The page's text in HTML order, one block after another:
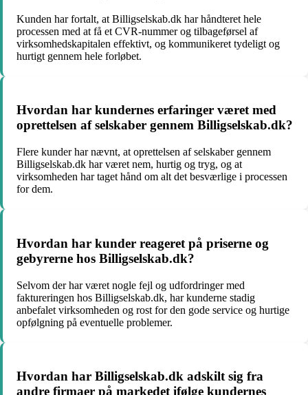
Kunden har fortalt, at Billigselskab.dk har håndteret hele
processen med at få et CVR-nummer og tilbageførsel af
virksomhedskapitalen effektivt, og kommunikeret tydeligt og
hurtigt gennem hele forløbet.
Hvordan har kundernes erfaringer været med
oprettelsen af selskaber gennem Billigselskab.dk?
Flere kunder har nævnt, at oprettelsen af selskaber gennem
Billigselskab.dk har været nem, hurtig og tryg, og at
virksomheden har taget hånd om alt det besværlige i processen
for dem.
Hvordan har kunder reageret på priserne og
gebyrerne hos Billigselskab.dk?
Selvom der har været nogle fejl og udfordringer med
faktureringen hos Billigselskab.dk, har kunderne stadig
anbefalet virksomheden og rost for den gode service og hurtige
opfølgning på eventuelle problemer.
Hvordan har Billigselskab.dk adskilt sig fra
andre firmaer på markedet ifølge kundernes